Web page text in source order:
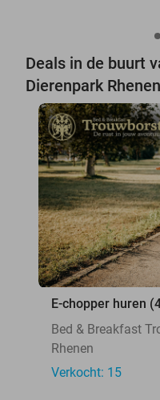
Deals in de buurt
Dierenpark Rhenen
E-chopper huren
Bed & Breakfast
Rhenen
Verkocht: 15